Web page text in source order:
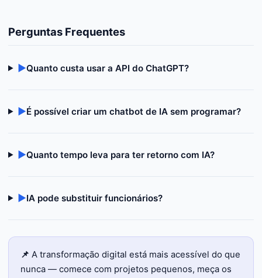
Perguntas Frequentes
▶Quanto custa usar a API do ChatGPT?
▶É possível criar um chatbot de IA sem programar?
▶Quanto tempo leva para ter retorno com IA?
▶IA pode substituir funcionários?
📌 A transformação digital está mais acessível do que
nunca — comece com projetos pequenos, meça os